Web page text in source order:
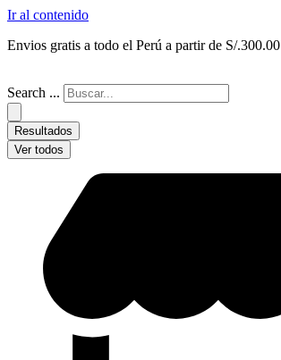
Ir al contenido
Envios gratis a todo el Perú a partir de S/.300.00
Search ...
Resultados
Ver todos